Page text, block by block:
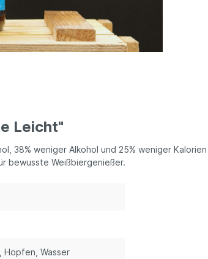
Leicht"
38% weniger Alkohol und 25% weniger
bewusste Weißbiergenießer.
, Hopfen , Wasser